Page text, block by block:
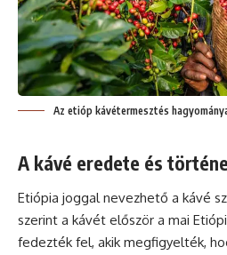
Az etióp kávétermesztés
A kávé eredete és
Etiópia joggal nevezhető a kávé
szerint a kávét először a mai
fedezték fel, akik megfigyelték,